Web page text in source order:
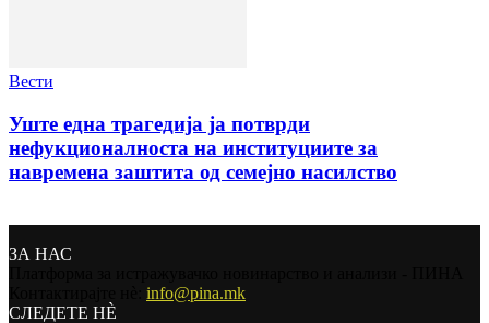
Вести
Уште една трагедија ја потврди
нефукционалноста на институциите за
навремена заштита од семејно насилство
ЗА НАС
info@pina.mk
СЛЕДЕТЕ НЀ